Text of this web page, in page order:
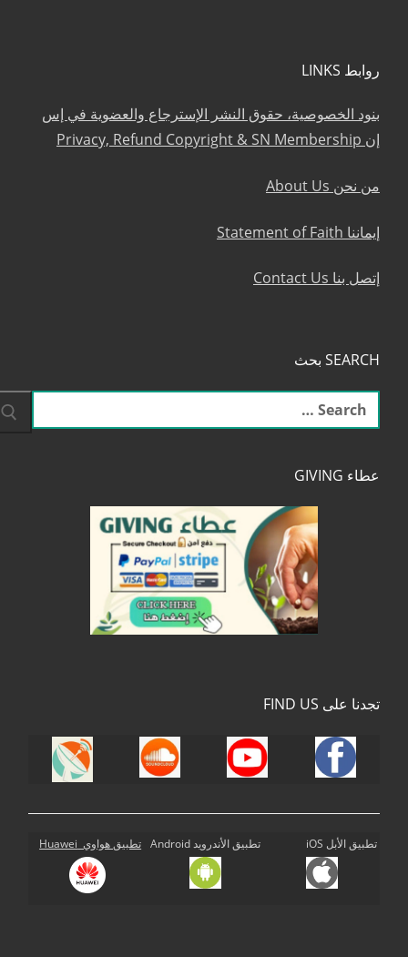
روابط LINKS
بنود الخصوصية، حقوق النشر الإسترجاع والعضوية في إس
إن Privacy, Refund Copyright & SN Membership
من نحن About Us
إيماننا Statement of Faith
إتصل بنا Contact Us
SEARCH بحث
البحث
عن:
عطاء GIVING
تجدنا على FIND US
تطبيق الأبل iOS تطبيق الأندرويد Android تطبيق هواوي Huawei